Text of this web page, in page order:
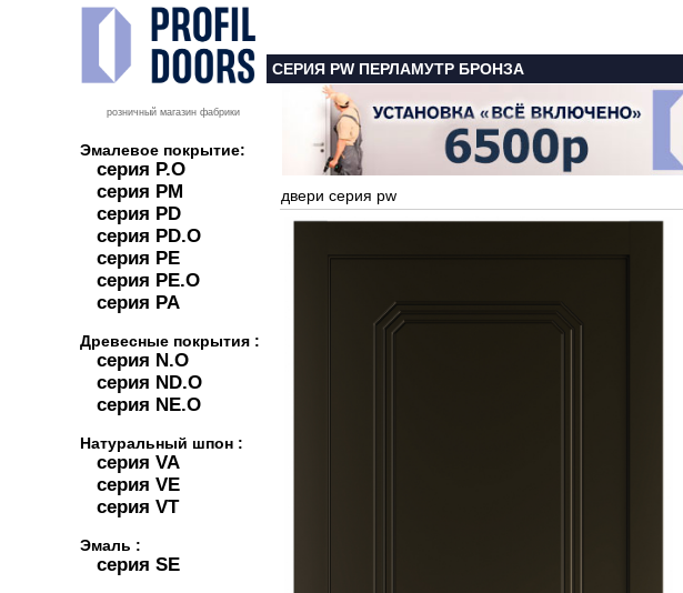
розничный магазин фабрики
Эмалевое покрытие:
серия P.O
серия PM
серия PD
серия PD.O
серия PE
серия PE.O
серия PA
Древесные покрытия :
серия N.O
серия ND.O
серия NE.O
Натуральный шпон :
серия VA
серия VE
серия VT
Эмаль :
серия SE
СЕРИЯ PW ПЕРЛАМУТР БРОНЗА
двери серия pw